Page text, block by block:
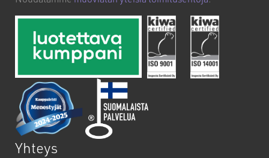
Yhteys